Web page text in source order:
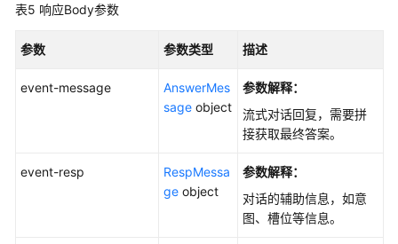
表5 响应Body参数
参数 参数类型 描述
event-message
AnswerMes
sage object
参数解释：
流式对话回复，需要拼
接获取最终答案。
event-resp
RespMessa
ge object
参数解释：
对话的辅助信息，如意
图、槽位等信息。